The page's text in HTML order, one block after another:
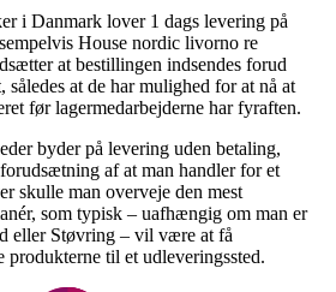
i Danmark lover 1 dags levering på
House nordic livorno re
at bestillingen indsendes forud
således at de har mulighed for at nå at
før lagermedarbejderne har fyraften.
byder på levering uden betaling,
af at man handler for et
skulle man overveje den mest
som typisk – uafhængig om man er
eller Støvring – vil være at få
produkterne til et udleveringssted.